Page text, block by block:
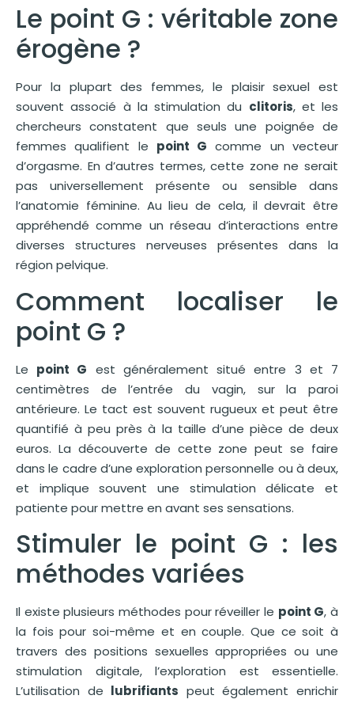
Le point G : véritable zone
érogène ?
Pour la plupart des femmes, le plaisir sexuel est
souvent associé à la stimulation du clitoris, et les
chercheurs constatent que seuls une poignée de
femmes qualifient le point G comme un vecteur
d’orgasme. En d’autres termes, cette zone ne serait
pas universellement présente ou sensible dans
l’anatomie féminine. Au lieu de cela, il devrait être
appréhendé comme un réseau d’interactions entre
diverses structures nerveuses présentes dans la
région pelvique.
Comment localiser le
point G ?
Le point G est généralement situé entre 3 et 7
centimètres de l’entrée du vagin, sur la paroi
antérieure. Le tact est souvent rugueux et peut être
quantifié à peu près à la taille d’une pièce de deux
euros. La découverte de cette zone peut se faire
dans le cadre d’une exploration personnelle ou à deux,
et implique souvent une stimulation délicate et
patiente pour mettre en avant ses sensations.
Stimuler le point G : les
méthodes variées
Il existe plusieurs méthodes pour réveiller le point G, à
la fois pour soi-même et en couple. Que ce soit à
travers des positions sexuelles appropriées ou une
stimulation digitale, l’exploration est essentielle.
L’utilisation de lubrifiants peut également enrichir